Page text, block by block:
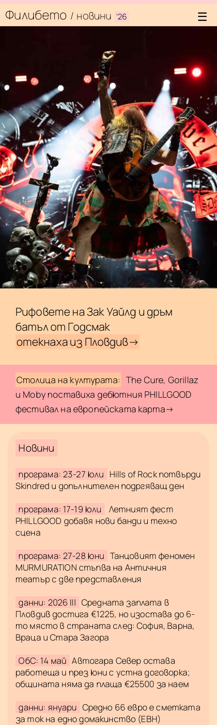
Филибето / новини '26
Рифовете на Зак Уайлд и дръм
батъл от Годсмак
отекнаха из Пловдив→
Столица на културата: The Cure, Gorillaz
и Moby поставиха дебютния PHILLGOOD
фестивал на европейската карта→
Новини
програма: 23-27 юли Hills of Rock потвърди
Skindred и допълнителен подргяващ ден
програма: 17-19 юли
Летният фест
PHILLGOOD добавя нови банди и техно
сцена
програма: 27-28 юни Танцовият феномен
MURMURATION стъпва на Античния
театър с две представления
данни: 2026 III Средната заплата в
Пловдив достига €1225, но изостава до 6-
то място в страната след: София, Варна,
Враца и Стара Загора
ОбС: 14 май Автогара Север остава
работеща и през юни с устна договорка;
общината няма да плаща €25500 за наем
данни: януари Средно 66 евро е сметката
за ток на едно домакинство (ЕВН)